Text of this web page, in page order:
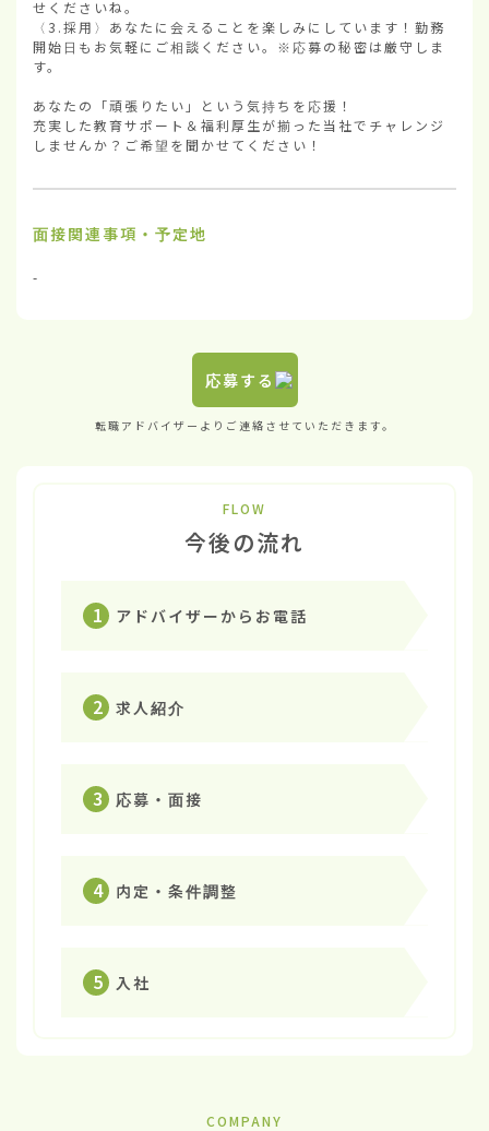
せくださいね。
〈3.採用〉あなたに会えることを楽しみにしています！勤務
開始日もお気軽にご相談ください。※応募の秘密は厳守しま
す。
あなたの「頑張りたい」という気持ちを応援！
充実した教育サポート＆福利厚生が揃った当社でチャレンジ
しませんか？ご希望を聞かせてください！
面接関連事項・予定地
-
応募する
転職アドバイザーよりご連絡させていただきます。
FLOW
今後の流れ
1 アドバイザーからお電話
2 求人紹介
3 応募・面接
4 内定・条件調整
5 入社
COMPANY